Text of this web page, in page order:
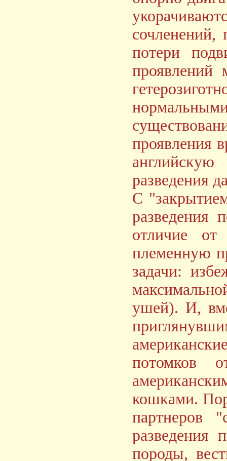
сочленений,
потери
проявлений
проявления
разведения
С
разведения
отличие от
племенную
задачи:
ушей). И,
потомков
кошками.
партнеров
разведения
породы,